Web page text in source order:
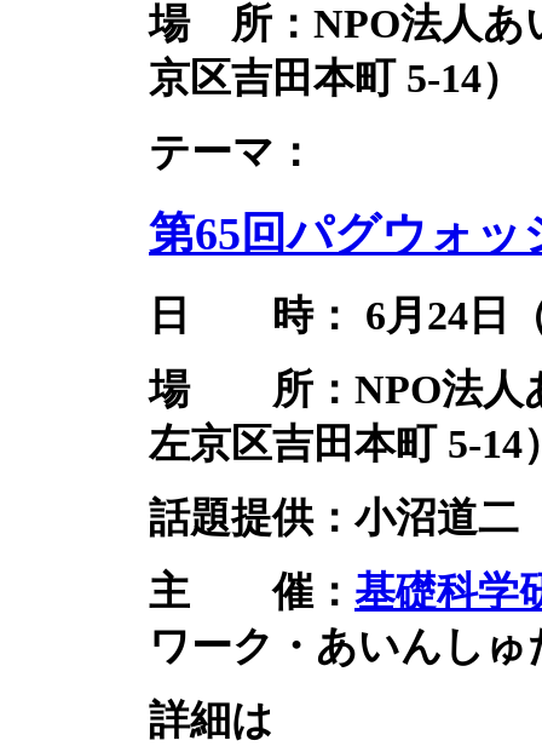
場 所：NPO法人あ
京区吉田本町 5-14）
テーマ：
第65回パグウォッ
日 時： 6月24日
場 所：NPO法人
左京区吉田本町 5-14
話題提供：小沼道二
主 催： 基礎科学
ワーク・あいんし
詳細は